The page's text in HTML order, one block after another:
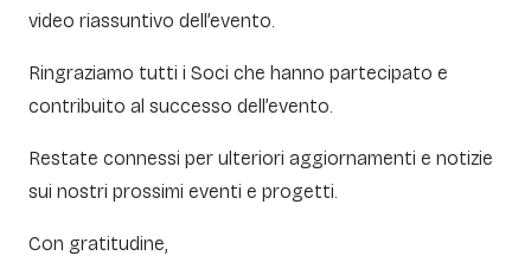
video riassuntivo dell’evento.
Ringraziamo tutti i Soci che hanno partecipato e
contribuito al successo dell’evento.
Restate connessi per ulteriori aggiornamenti e notizie
sui nostri prossimi eventi e progetti.
Con gratitudine,